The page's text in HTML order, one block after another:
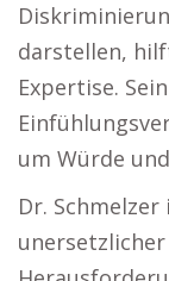
darstellen,
Expertise.
um Würde
Dr.